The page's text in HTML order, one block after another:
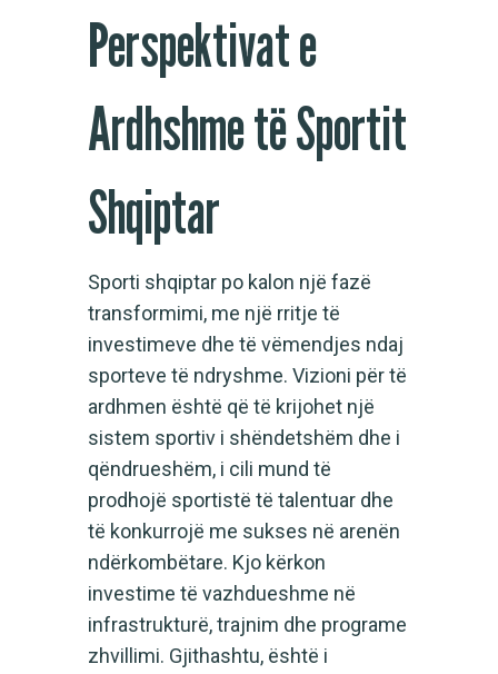
Perspektivat e
Ardhshme të Sportit
Shqiptar
Sporti shqiptar po kalon një fazë
transformimi, me një rritje të
investimeve dhe të vëmendjes ndaj
sporteve të ndryshme. Vizioni për të
ardhmen është që të krijohet një
sistem sportiv i shëndetshëm dhe i
qëndrueshëm, i cili mund të
prodhojë sportistë të talentuar dhe
të konkurrojë me sukses në arenën
ndërkombëtare. Kjo kërkon
investime të vazhdueshme në
infrastrukturë, trajnim dhe programe
zhvillimi. Gjithashtu, është i